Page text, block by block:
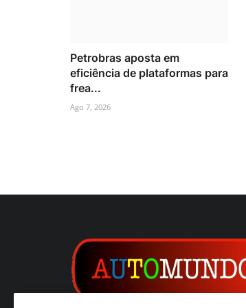
Petrobras aposta em
eficiência de plataformas para
frea...
Ago 7, 2026